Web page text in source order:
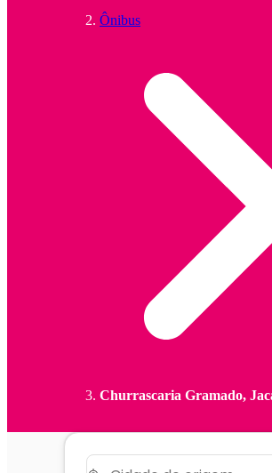
Ônibus
Churrascaria Gramado,